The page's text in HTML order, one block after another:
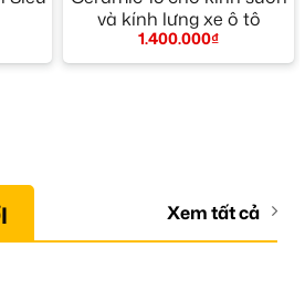
và kính lưng xe ô tô
1.400.000₫
Xem tất cả